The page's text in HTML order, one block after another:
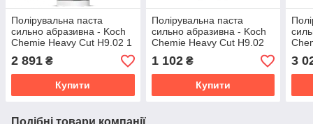
Полірувальна паста
сильно абразивна - Koch
Chemie Heavy Cut H9.02 1
л. (458001)
2 891 ₴
Купити
Полірувальна паста
сильно абразивна - Koch
Chemie Heavy Cut H9.02
250 мл. (458250)
1 102₴
Купити
3